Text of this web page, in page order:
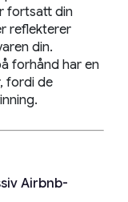
fortsatt din
reflekterer
din.
forhånd har en
fordi de
Airbnb-